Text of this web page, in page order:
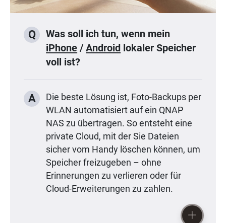
Q
Was soll ich tun, wenn mein
iPhone /Android lokaler Speicher
voll ist?
A
Die beste Lösung ist, Foto-Backups per
WLAN automatisiert auf ein QNAP
NAS zu übertragen. So entsteht eine
private Cloud, mit der Sie Dateien
sicher vom Handy löschen können, um
Speicher freizugeben – ohne
Erinnerungen zu verlieren oder für
Cloud-Erweiterungen zu zahlen.